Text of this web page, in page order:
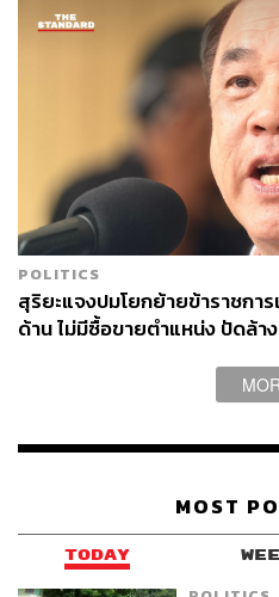
POLITICS
สุริยะแจงปมโยกย้ายข้าราชกา
ด้าน ไม่มีซื้อขายตำแหน่ง ปัดล้า
MOST
TODAY